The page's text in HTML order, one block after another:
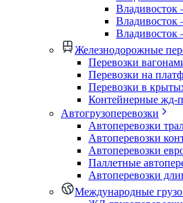
Владивосток
Владивосток
Железнодорожные
Перевозки
Перевозки на
Перевозки в
Контейнерные жд-
Автогрузоперевозки
Автоперевозки
Автоперевозки
Автоперевозки
Паллетные
Автоперевозки
Международные